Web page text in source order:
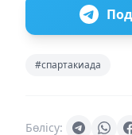
#спартакиада
Бөлісу: